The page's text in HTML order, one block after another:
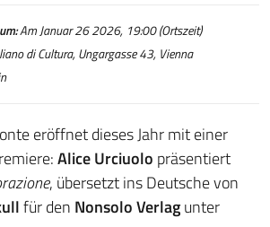
Am Januar 26 2026, 19:00 (Ortszeit)
di Cultura, Ungargasse 43, Vienna
eröffnet dieses Jahr mit einer
Alice Urciuolo präsentiert
, übersetzt ins Deutsche von
für den Nonsolo Verlagunter